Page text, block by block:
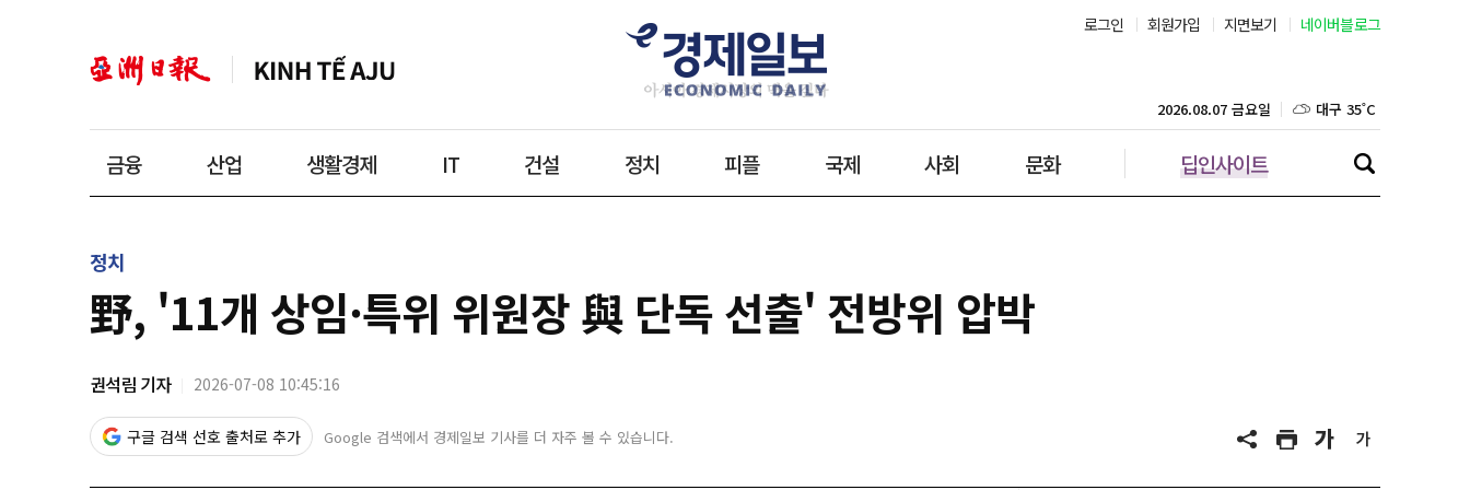
로그인 회원가입 지면보기 네이버블로그
금융 산업 생활경제 IT 건설 정치 피플 국제 사회 문화 딥인사이트
2026.08.07 금요일 대구 35˚C
인천 30˚C
제주 29˚C
정치
野, '11개 상임·특위 위원장 與 단독 선출' 전방위 압박
권석림 기자 2026-07-08 10:45:16
구글 검색 선호 출처로 추가 Google 검색에서 경제일보 기사를 더 자주 볼 수 있습니다.